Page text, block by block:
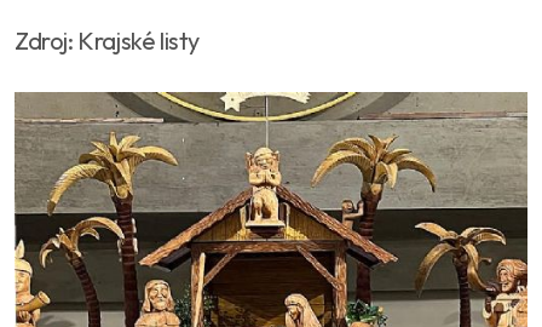
Zdroj: Krajské listy